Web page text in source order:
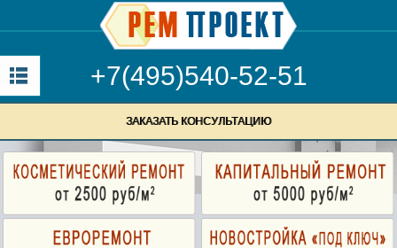
+7(495)540-52-51
ЗАКАЗАТЬ КОНСУЛЬТАЦИЮ